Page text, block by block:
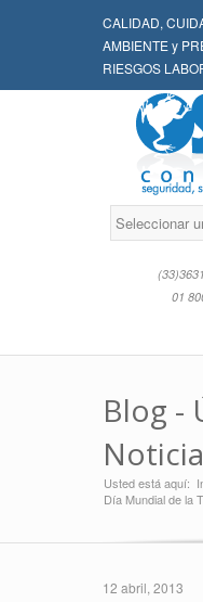
CALIDAD,
AMBIENTE y
RIESGOS
01
Blog -
Usted está aquí:
Día Mundial de la
12 abril, 2013